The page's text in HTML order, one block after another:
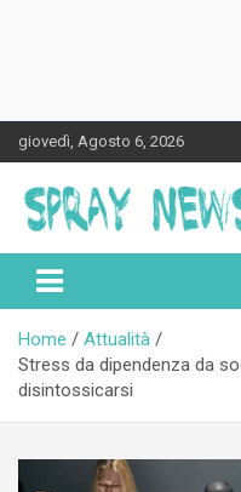
Skip
to
content
giovedì, Agosto 6, 2026
Spraynews.it
Home
Attualità
Stress da dipendenza da
disintossicarsi